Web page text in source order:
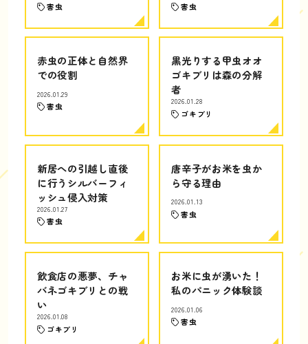
害虫 害虫
赤虫の正体と自然界
での役割
2026.01.29
害虫
黒光りする甲虫オオ
ゴキブリは森の分解
者
2026.01.28
ゴキブリ
新居への引越し直後
に行うシルバーフィ
ッシュ侵入対策
2026.01.27
害虫
唐辛子がお米を虫か
ら守る理由
2026.01.13
害虫
飲食店の悪夢、チャ
バネゴキブリとの戦
い
2026.01.08
ゴキブリ
お米に虫が湧いた！
私のパニック体験談
2026.01.06
害虫